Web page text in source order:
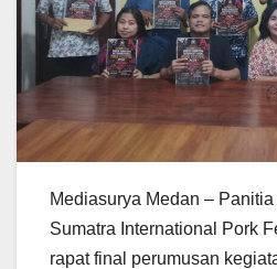
Mediasurya Medan –
Sumatra International Pork
rapat final perumusan